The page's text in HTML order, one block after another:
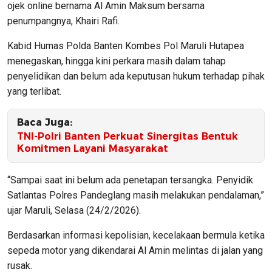
ojek online bernama Al Amin Maksum bersama
penumpangnya, Khairi Rafi.
Kabid Humas Polda Banten Kombes Pol Maruli Hutapea
menegaskan, hingga kini perkara masih dalam tahap
penyelidikan dan belum ada keputusan hukum terhadap pihak
yang terlibat.
Baca Juga:
TNI-Polri Banten Perkuat Sinergitas Bentuk
Komitmen Layani Masyarakat
“Sampai saat ini belum ada penetapan tersangka. Penyidik
Satlantas Polres Pandeglang masih melakukan pendalaman,”
ujar Maruli, Selasa (24/2/2026).
Berdasarkan informasi kepolisian, kecelakaan bermula ketika
sepeda motor yang dikendarai Al Amin melintas di jalan yang
rusak.